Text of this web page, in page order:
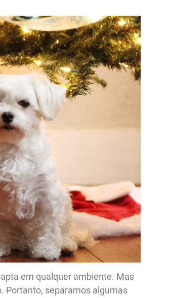
em qualquer ambiente. Mas
Portanto, separamos algumas